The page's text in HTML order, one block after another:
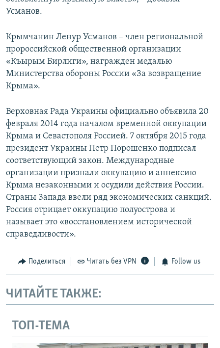
Усманов.
Крымчанин Ленур Усманов – член региональной
пророссийской общественной организации
«Къырым Бирлиги», награжден медалью
Министерства обороны России «За возвращение
Крыма».
Верховная Рада Украины официально объявила 20
февраля 2014 года началом временной оккупации
Крыма и Севастополя Россией. 7 октября 2015 года
президент Украины Петр Порошенко подписал
соответствующий закон. Международные
организации признали оккупацию и аннексию
Крыма незаконными и осудили действия России.
Страны Запада ввели ряд экономических санкций.
Россия отрицает оккупацию полуострова и
называет это «восстановлением исторической
справедливости».
Поделиться Читать без VPN Follow us
ЧИТАЙТЕ ТАКЖЕ:
ТОП-ТЕМА